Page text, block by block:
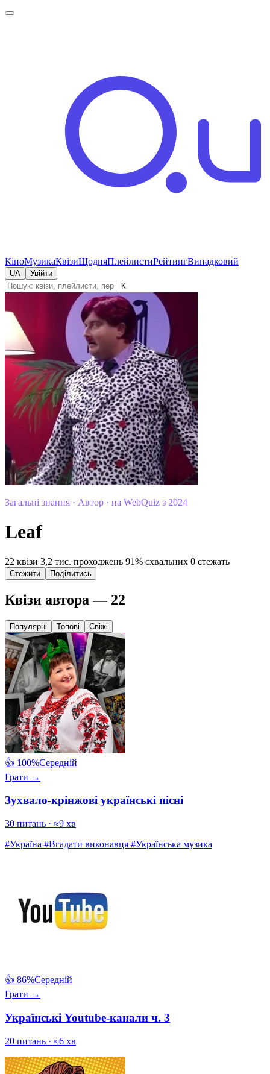
КіноМузикаКвізиЩодняПлейлистиРейтингВипадковий
UA
Увійти
K
Загальні знання · Автор · на WebQuiz з 2024
Leaf
22 квізи 3,2 тис. проходжень 91% схвальних 0 стежать
Стежити Поділитись
Квізи автора — 22
Популярні Топові Свіжі
👍 100%Середній
Грати →
Зухвало-крінжові українські пісні
30 питань · ≈9 хв
#Україна #Вгадати виконавця #Українська музика
👍 86%Середній
Грати →
Українські Youtube-канали ч. 3
20 питань · ≈6 хв